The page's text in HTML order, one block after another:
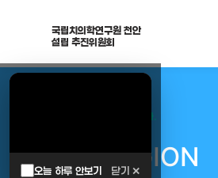
국립치의학연구원 천안
설립 추진위원회
오늘 하루 안보기 닫기 ✕
대한민국은 두번이나 약속하였습니다.
MEGAREGION